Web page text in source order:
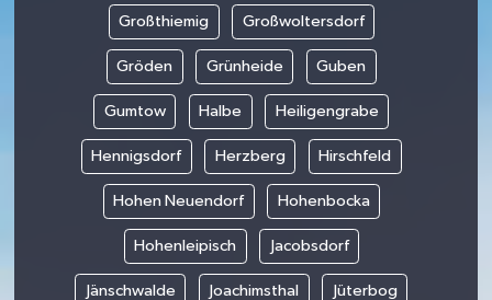
Großthiemig Großwoltersdorf
Gröden Grünheide Guben
Gumtow Halbe Heiligengrabe
Hennigsdorf Herzberg Hirschfeld
Hohen Neuendorf Hohenbocka
Hohenleipisch Jacobsdorf
Jänschwalde Joachimsthal Jüterbog